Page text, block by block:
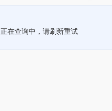
正在查询中，请刷新重试